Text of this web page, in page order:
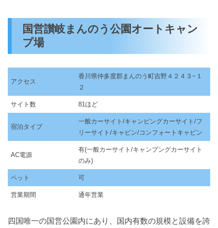
国営讃岐まんのう公園オートキャン
プ場
アクセス
香川県仲多度郡まんのう町吉野４２４３−１
２
サイト数 81ほど
宿泊タイプ
一般カーサイト/キャンピングカーサイト/フ
リーサイト/キャビン/コンフォートキャビン
AC電源
有(一般カーサイト/キャンプングカーサイト
のみ)
ペット 可
営業期間 通年営業
四国唯一の国営公園内にあり、国内有数の規模と設備を誇